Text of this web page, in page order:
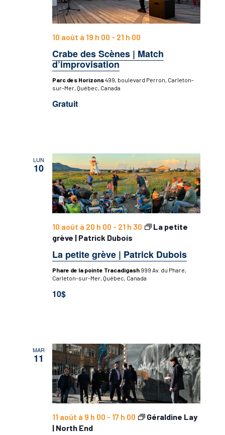
Crabe des Scènes | Match
d’improvisation
10 août à 19 h 00 - 21 h 00
Parc des Horizons499, boulevard Perron, Carleton-
sur-Mer, Québec, Canada
Gratuit
LUN
10
La petite grève | Patrick Dubois
10 août à 20 h 00 - 21 h 30
La petite
grève | Patrick Dubois
Phare de la pointe Tracadigash 999 Av. du Phare,
Carleton-sur-Mer, Québec, Canada
10$
MAR
11
11 août à 9 h 00 - 17 h 00
Géraldine Lay
| North End